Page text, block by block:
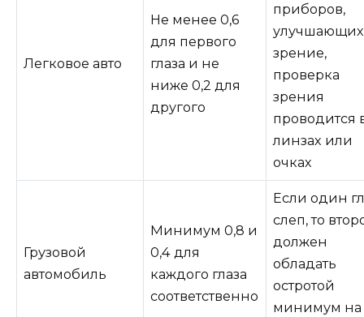
Легковое авто
Не менее 0,6
для первого
глаза и не
ниже 0,2 для
другого
приборов,
улучшающих
зрение,
проверка
зрения
проводится
линзах или
очках
Грузовой
автомобиль
Минимум 0,8 и
0,4 для
каждого глаза
соответственно
Если один
слеп, то
должен
обладать
остротой
минимум на